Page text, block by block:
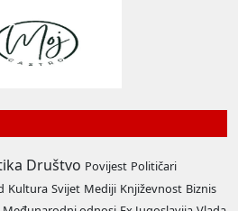
Društvo Povijest Političari
Kultura Svijet Mediji Književnost Biznis